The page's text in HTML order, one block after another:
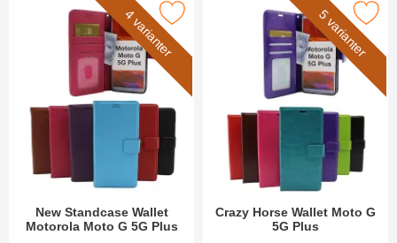
4 varianter
New Standcase Wallet
Motorola Moto G 5G Plus
Standcase Wallet Motorola Moto G 5G Plus som favoritt
5 varianter
Crazy Horse Wallet Moto G
5G Plus
Merk crazy Horse Wallet Moto